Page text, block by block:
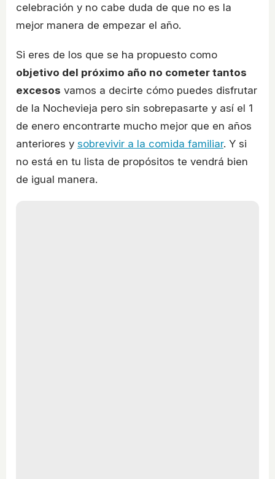
celebración y no cabe duda de que no es la
mejor manera de empezar el año.
Si eres de los que se ha propuesto como
objetivo del próximo año no cometer tantos
excesos vamos a decirte cómo puedes disfrutar
de la Nochevieja pero sin sobrepasarte y así el 1
de enero encontrarte mucho mejor que en años
anteriores y sobrevivir a la comida familiar. Y si
no está en tu lista de propósitos te vendrá bien
de igual manera.